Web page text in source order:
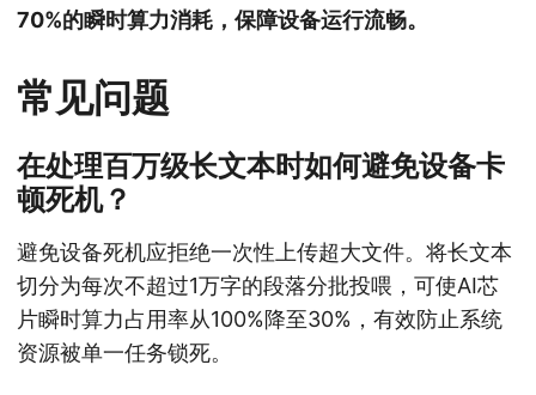
70%的瞬时算力消耗，保障设备运行流畅。
常见问题
在处理百万级长文本时如何避免设备卡
顿死机？
避免设备死机应拒绝一次性上传超大文件。将长文本
切分为每次不超过1万字的段落分批投喂，可使AI芯
片瞬时算力占用率从100%降至30%，有效防止系统
资源被单一任务锁死。